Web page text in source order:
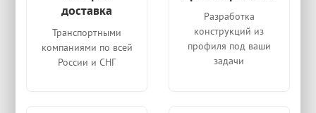
доставка
Транспортными
компаниями по всей
России и СНГ
Разработка
конструкций из
профиля под ваши
задачи